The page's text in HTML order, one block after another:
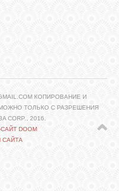
КОПИРОВАНИЕ И
ТОЛЬКО С РАЗРЕШЕНИЯ
CORP., 2016.
DOOM
САЙТА